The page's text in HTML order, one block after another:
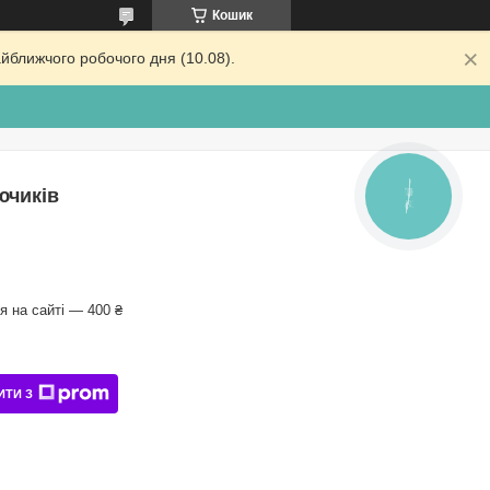
Кошик
робочого дня (10.08).
на сайті — 400 ₴
З
КНОПКА
ЗВ'ЯЗКУ